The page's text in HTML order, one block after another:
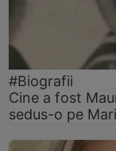
#Biografii
Cine a fost
sedus-o pe